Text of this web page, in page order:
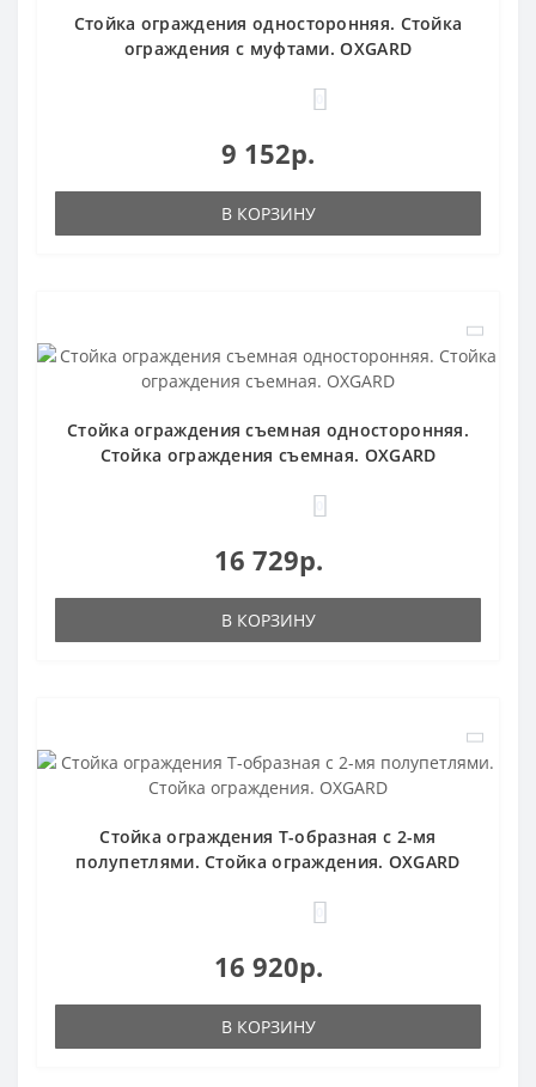
Стойка ограждения односторонняя. Стойка
ограждения с муфтами. OXGARD
9 152р.
В КОРЗИНУ
Стойка ограждения съемная односторонняя.
Стойка ограждения съемная. OXGARD
16 729р.
В КОРЗИНУ
Стойка ограждения Т-образная с 2-мя
полупетлями. Стойка ограждения. OXGARD
16 920р.
В КОРЗИНУ